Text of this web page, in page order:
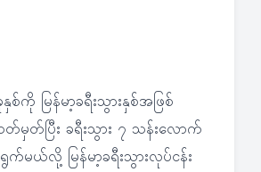
ကို မြန်မာ့ခရီးသွားနှစ်အဖြစ်
တ်ပြီး ခရီးသွား ၇ သန်းလောက်
က်မယ်လို့ မြန်မာ့ခရီးသွားလုပ်ငန်း